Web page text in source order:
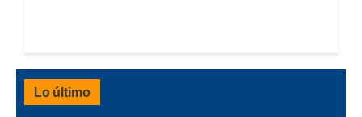
Lo último